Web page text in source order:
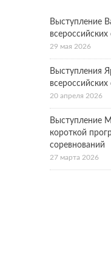
Выступление
29 мая 2026
Выступления
20 апреля 2026
Выступление
короткой
соревнований
27 марта 2026